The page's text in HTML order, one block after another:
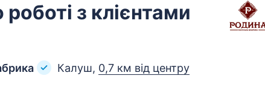
з клієнтами
Калуш, 0,7 км від центру